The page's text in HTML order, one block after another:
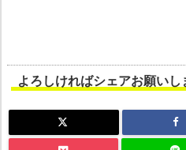
よろしければシェアお願いし